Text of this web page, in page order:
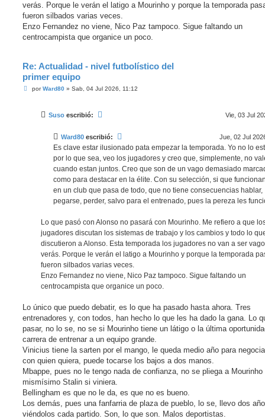
verás. Porque le verán el latigo a Mourinho y porque la temporada
fueron silbados varias veces.
Enzo Fernandez no viene, Nico Paz tampoco. Sigue faltando un
centrocampista que organice un poco.
Re: Actualidad - nivel futbolístico del
primer equipo
MporWard80» Sab, 04 Jul 2026, 11:12
Suso escribió: Vie, 03 Jul
Ward80 escribió: Jue, 02 Jul
Es clave estar ilusionado pata empezar la temporada. Yo no lo
por lo que sea, veo los jugadores y creo que, simplemente, no
cuando estan juntos. Creo que son de un vago demasiado
como para destacar en la élite. Con su selección, si que
en un club que pasa de todo, que no tiene consecuencias hablar,
pegarse, perder, salvo para el entrenado, pues la pereza les
Lo que pasó con Alonso no pasará con Mourinho. Me refiero a que
jugadores discutan los sistemas de trabajo y los cambios y todo lo
discutieron a Alonso. Esta temporada los jugadores no van a ser
verás. Porque le verán el latigo a Mourinho y porque la temporada
fueron silbados varias veces.
Enzo Fernandez no viene, Nico Paz tampoco. Sigue faltando un
centrocampista que organice un poco.
Lo único que puedo debatir, es lo que ha pasado hasta ahora. Tres
entrenadores y, con todos, han hecho lo que les ha dado la gana. Lo
pasar, no lo se, no se si Mourinho tiene un látigo o la última
carrera de entrenar a un equipo grande.
Vinicius tiene la sarten por el mango, le queda medio año para
con quien quiera, puede tocarse los bajos a dos manos.
Mbappe, pues no le tengo nada de confianza, no se pliega a Mourinho
mismísimo Stalin si viniera.
Bellingham es que no le da, es que no es bueno.
Los demás, pues una fanfarria de plaza de pueblo, lo se, llevo dos
viéndolos cada partido. Son, lo que son. Malos deportistas.